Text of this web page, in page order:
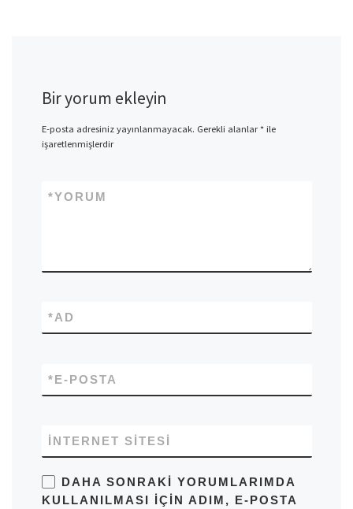
Bir yorum ekleyin
E-posta adresiniz yayınlanmayacak. Gerekli alanlar*ile
işaretlenmişlerdir
YORUM
*
AD
*
E-POSTA
*
İNTERNET SITESI
DAHA SONRAKI YORUMLARIMDA
KULLANILMASI IÇIN ADIM, E-POSTA